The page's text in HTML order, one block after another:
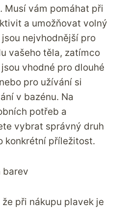
Musí vám pomáhat při
a umožňovat volný
nejvhodnější pro
vašeho těla, zatímco
vhodné pro dlouhé
pro užívání si
v bazénu. Na
potřeb a
vybrat správný druh
konkrétní příležitost.
barev
při nákupu plavek je